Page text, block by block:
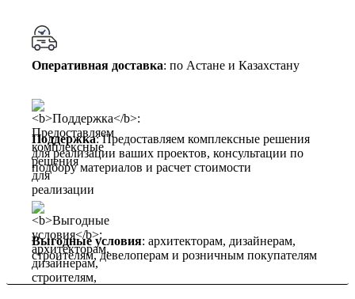
Оперативная доставка: по Астане и Казахстану
Поддержка: Предоставляем комплексные решения
для реализации ваших проектов, консультации по
подбору материалов и расчет стоимости
Выгодные условия: архитекторам, дизайнерам,
строителям, девелоперам и розничным покупателям